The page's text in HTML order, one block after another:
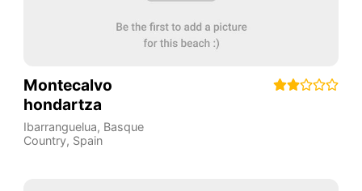
Montecalvo
hondartza
Ibarranguelua, Basque
Country, Spain